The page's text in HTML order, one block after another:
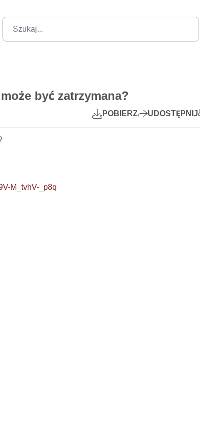
Play być zatrzymana?
POBIERZ UDOSTĘPNIJ
M_tvhV-_p8q